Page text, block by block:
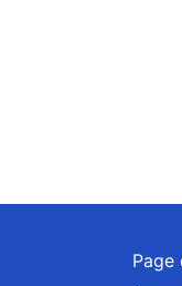
Page